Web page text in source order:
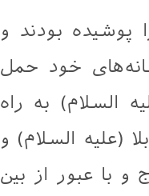
پوشیده بودند و
خود حمل
السلام) به راه
(علیه السلام) و
و با عبور از بین